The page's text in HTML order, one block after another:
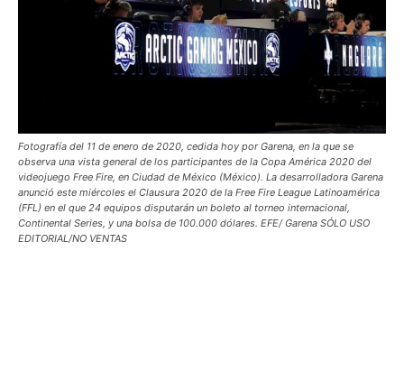
Fotografía del 11 de enero de 2020, cedida hoy por Garena, en la que se
observa una vista general de los participantes de la Copa América 2020 del
videojuego Free Fire, en Ciudad de México (México). La desarrolladora Garena
anunció este miércoles el Clausura 2020 de la Free Fire League Latinoamérica
(FFL) en el que 24 equipos disputarán un boleto al torneo internacional,
Continental Series, y una bolsa de 100.000 dólares. EFE/ Garena SÓLO USO
EDITORIAL/NO VENTAS